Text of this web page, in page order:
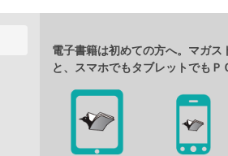
電子書籍は初めての方へ。マガス
と、スマホでもタブレットでもＰ